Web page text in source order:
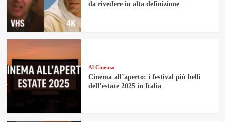
da rivedere in alta definizione
Al Cinema
Cinema all’aperto: i festival più belli
dell’estate 2025 in Italia